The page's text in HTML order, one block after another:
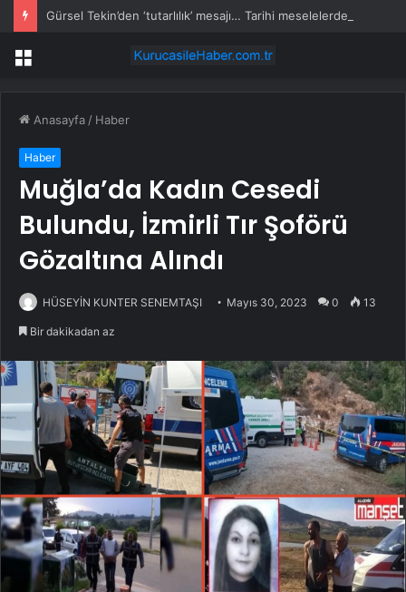
Menü
Anasayfa / Haber
Haber
Muğla’da Kadın Cesedi
Bulundu, İzmirli Tır Şoförü
Gözaltına Alındı
HÜSEYİN KUNTER SENEMTAŞI Mayıs 30, 2023 0 13
Bir dakikadan az